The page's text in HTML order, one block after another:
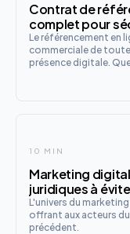
Contrat de
complet pour
Le référencement en
commerciale de
présence digitale.
10 MIN
Marketing
juridiques à
L'univers du
offrant aux acteurs
précédent.